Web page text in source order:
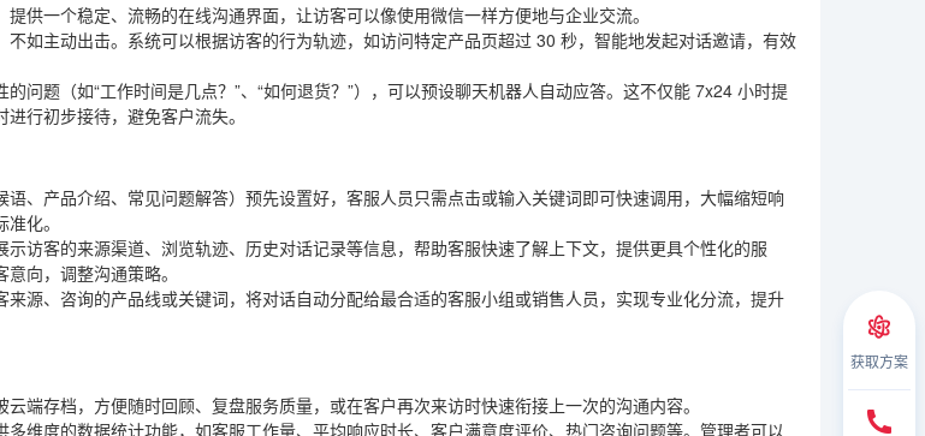
提供一个稳定、流畅的在线沟通界面，让访客可以像使用微信一样方便地与企业交流。
不如主动出击。系统可以根据访客的行为轨迹，如访问特定产品页超过 30 秒，智能地发起对话邀请，有效
的问题（如“工作时间是几点？”、“如何退货？”），可以预设聊天机器人自动应答。这不仅能 7x24 小时提
行初步接待，避免客户流失。
语、产品介绍、常见问题解答）预先设置好，客服人员只需点击或输入关键词即可快速调用，大幅缩短响
化。
示访客的来源渠道、浏览轨迹、历史对话记录等信息，帮助客服快速了解上下文，提供更具个性化的服
向，调整沟通策略。
来源、咨询的产品线或关键词，将对话自动分配给最合适的客服小组或销售人员，实现专业化分流，提升
云端存档，方便随时回顾、复盘服务质量，或在客户再次来访时快速衔接上一次的沟通内容。
多维度的数据统计功能，如客服工作量、平均响应时长、客户满意度评价、热门咨询问题等。管理者可以
获取方案